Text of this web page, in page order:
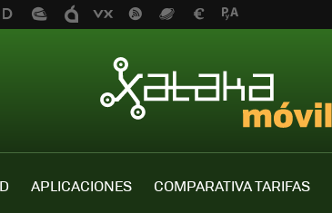
APLICACIONES COMPARATIVA TARIFAS